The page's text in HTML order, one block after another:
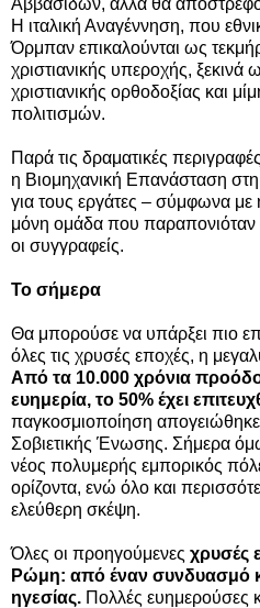
Η ιταλική Αναγέννηση, που
Όρμπαν επικαλούνται ως
χριστιανικής υπεροχής,
χριστιανικής ορθοδοξίας και
πολιτισμών.
Παρά τις δραματικές
η Βιομηχανική Επανάσταση
για τους εργάτες – σύμφωνα με
μόνη ομάδα που παραπονιόταν
οι συγγραφείς.
Το σήμερα
Θα μπορούσε να υπάρξει πιο
όλες τις χρυσές εποχές, η
Από τα 10.000 χρόνια
ευημερία, το 50% έχει
παγκοσμιοποίηση
Σοβιετικής Ένωσης. Σήμερα
νέος πολυμερής εμπορικός
ορίζοντα, ενώ όλο και
ελεύθερη σκέψη.
Όλες οι προηγούμενες χρυσές
Ρώμη: από έναν συνδυασμό
ηγεσίας. Πολλές ευημερούσες